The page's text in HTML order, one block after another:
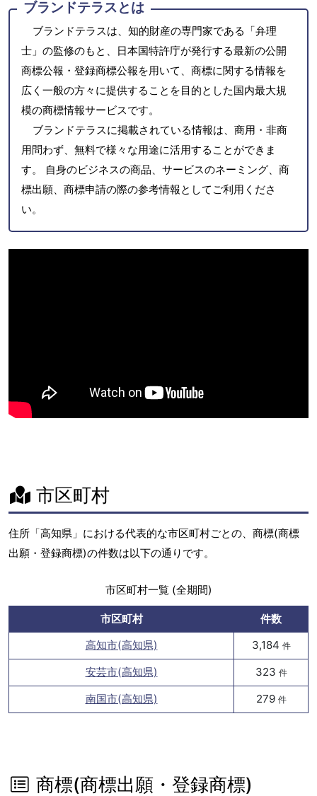
ブランドテラスとは
ブランドテラスは、知的財産の専門家である「弁理
士」の監修のもと、日本国特許庁が発行する最新の公開
商標公報・登録商標公報を用いて、商標に関する情報を
広く一般の方々に提供することを目的とした国内最大規
模の商標情報サービスです。
ブランドテラスに掲載されている情報は、商用・非商
用問わず、無料で様々な用途に活用することができま
す。 自身のビジネスの商品、サービスのネーミング、商
標出願、商標申請の際の参考情報としてご利用くださ
い。
市区町村
住所「高知県」における代表的な市区町村ごとの、商標(商標
出願・登録商標)の件数は以下の通りです。
市区町村一覧 (全期間)
市区町村
件数
高知市(高知県)
3,184 件
安芸市(高知県) 323 件
南国市(高知県) 279 件
商標(商標出願・登録商標)